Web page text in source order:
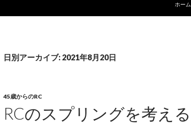
ホーム
日別アーカイブ: 2021年8月20日
45歳からのRC
RCのスプリングを考える